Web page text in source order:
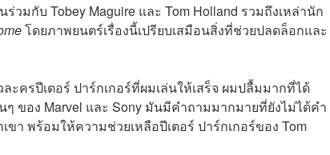
วมกับ Tobey Maguire และ Tom Holland รวมถึงเหล่านัก
โดยภาพยนตร์เรื่องนี้เปรียบเสมือนสิ่งที่ช่วยปลดล็อกและ
ครปีเตอร์ ปาร์กเกอร์ที่ผมเล่นให้เสร็จ ผมปลื้มมากที่ได้
ของ Marvel และ Sony มันมีคำถามมากมายที่ยังไม่ได้คำ
ขา พร้อมให้ความช่วยเหลือปีเตอร์ ปาร์กเกอร์ของ Tom